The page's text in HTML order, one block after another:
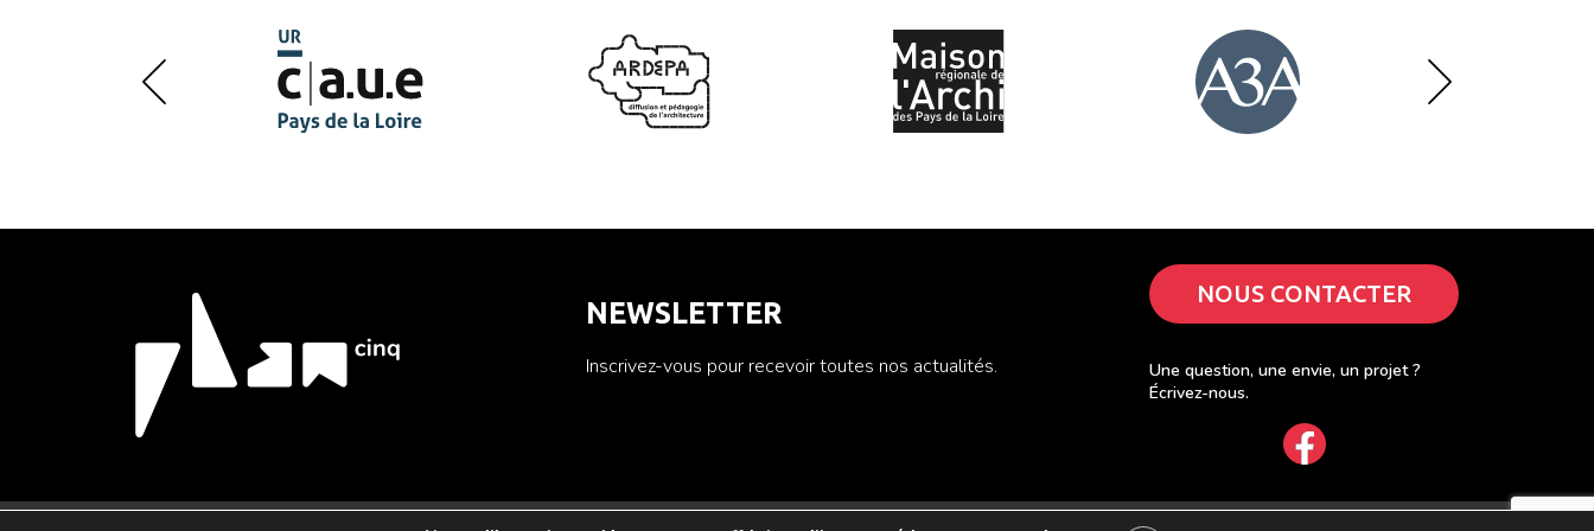
au coeur du quartier des Sablons jusqu'au
15 octobre. Puis du 18 octobre au 17
décembre à la Maison du Pilier-Rouge
(Cité Plantagenêt)
NEWSLETTER
Inscrivez-vous pour recevoir toutes nos actualités.
NOUS CONTACTER
Une question, une envie, un projet ?
Écrivez-nous.